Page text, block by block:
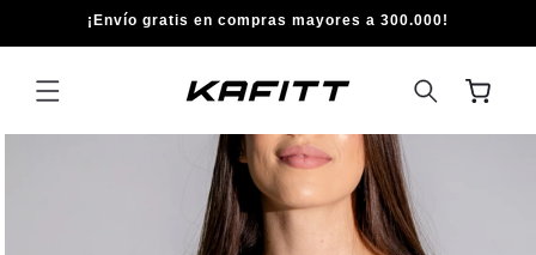
DIRECTAMENTE
AL CONTENIDO
¡Envío gratis en compras mayores a 300.000!
Carrito